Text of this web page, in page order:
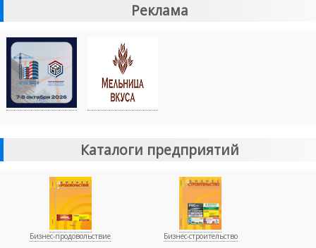
Реклама
Каталоги предприятий
Бизнес-продовольствие Бизнес-строительство